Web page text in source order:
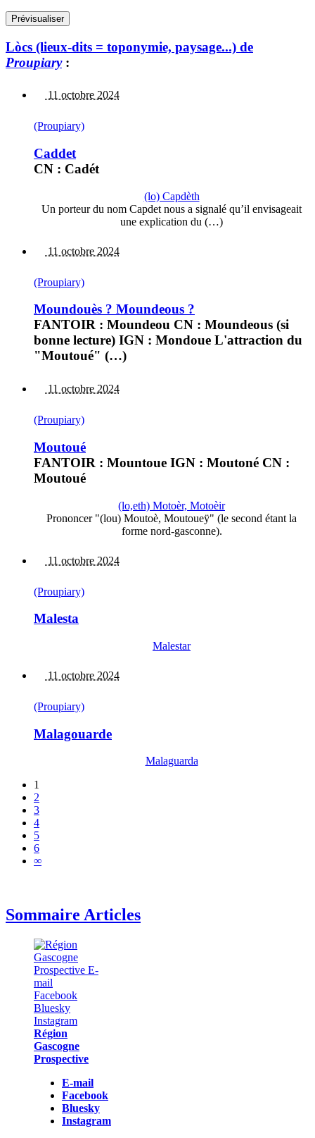
Lòcs (lieux-dits = toponymie, paysage...) de
Proupiary:
11 octobre 2024
(Proupiary)
Caddet
CN : Cadét
(lo) Capdèth
Un porteur du nom Capdet nous a signalé qu’il envisageait
une explication du (…)
11 octobre 2024
(Proupiary)
Moundouès ? Moundeous ?
FANTOIR : Moundeou CN : Moundeous (si
bonne lecture) IGN : Mondoue L'attraction du
"Moutoué" (…)
11 octobre 2024
(Proupiary)
Moutoué
FANTOIR : Mountoue IGN : Moutoné CN :
Moutoué
(lo,eth) Motoèr, Motoèir
Prononcer "(lou) Moutoè, Moutoueÿ" (le second étant la
forme nord-gasconne).
11 octobre 2024
(Proupiary)
Malesta
Malestar
11 octobre 2024
(Proupiary)
Malagouarde
Malaguarda
1
2
3
4
5
6
∞
Sommaire Articles
Région
Gascogne
Prospective
E-mail
Facebook
Bluesky
Instagram